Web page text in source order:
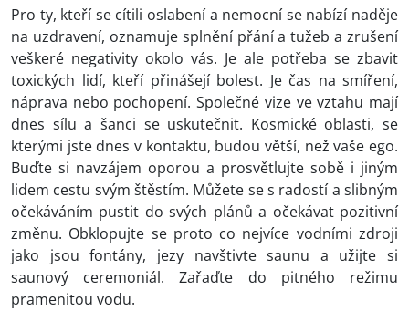
Pro ty, kteří se cítili oslabení a nemocní se nabízí naděje
na uzdravení, oznamuje splnění přání a tužeb a zrušení
veškeré negativity okolo vás. Je ale potřeba se zbavit
toxických lidí, kteří přinášejí bolest. Je čas na smíření,
náprava nebo pochopení. Společné vize ve vztahu mají
dnes sílu a šanci se uskutečnit. Kosmické oblasti, se
kterými jste dnes v kontaktu, budou větší, než vaše ego.
Buďte si navzájem oporou a prosvětlujte sobě i jiným
lidem cestu svým štěstím. Můžete se s radostí a slibným
očekáváním pustit do svých plánů a očekávat pozitivní
změnu. Obklopujte se proto co nejvíce vodními zdroji
jako jsou fontány, jezy navštivte saunu a užijte si
saunový ceremoniál. Zařaďte do pitného režimu
pramenitou vodu.